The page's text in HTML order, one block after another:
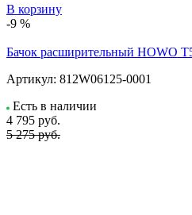
В корзину
-9 %
Бачок расширительный HOWO
Артикул: 812W06125-0001
Есть в наличии
4 795 руб.
5 275 руб.